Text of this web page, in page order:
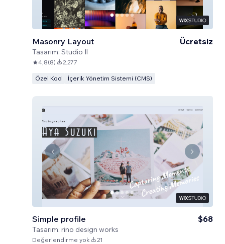
Masonry Layout
Tasarım: Studio Il
Ücretsiz
4,8(8) 2.277
Özel Kod İçerik Yönetim Sistemi (CMS)
Simple profile
Tasarım: rino design works
$68
Değerlendirme yok 21